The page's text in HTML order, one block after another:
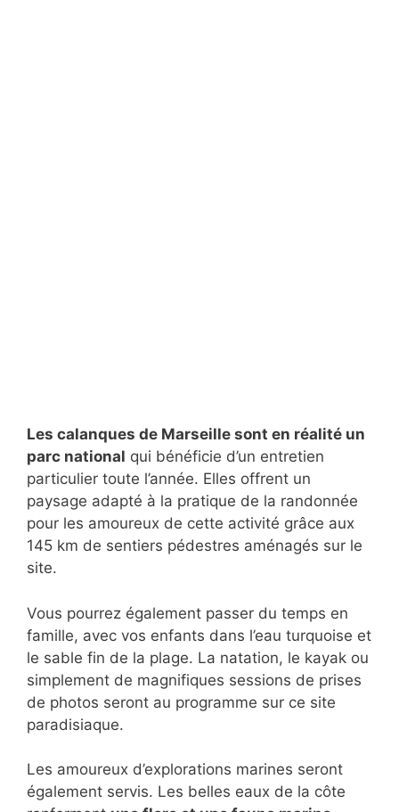
Les calanques de Marseille sont en réalité un
parc national qui bénéficie d’un entretien
particulier toute l’année. Elles offrent un
paysage adapté à la pratique de la randonnée
pour les amoureux de cette activité grâce aux
145 km de sentiers pédestres aménagés sur le
site.
Vous pourrez également passer du temps en
famille, avec vos enfants dans l’eau turquoise et
le sable fin de la plage. La natation, le kayak ou
simplement de magnifiques sessions de prises
de photos seront au programme sur ce site
paradisiaque.
Les amoureux d’explorations marines seront
également servis. Les belles eaux de la côte